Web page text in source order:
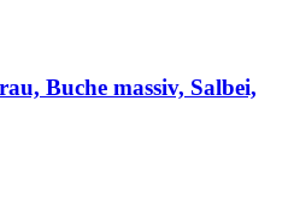
Buche massiv, Salbei,